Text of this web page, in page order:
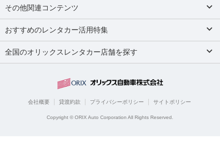
その他関連コンテンツ
おすすめのレンタカー活用特集
全国のオリックスレンタカー店舗を探す
会社概要 貸渡約款 プライバシーポリシー サイトポリシー
Copyright © ORIX Auto Corporation All Rights Reserved.